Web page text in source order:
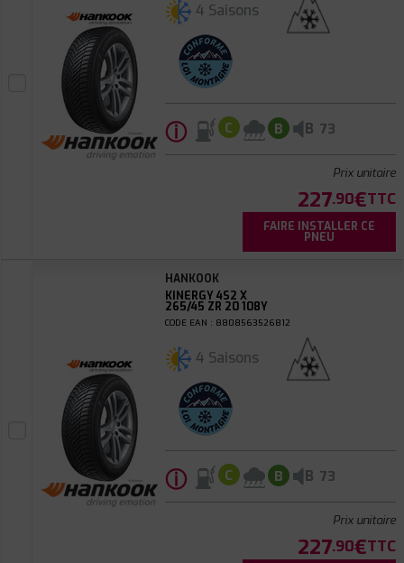
4 Saisons
ⓘ C B B 73
Prix unitaire
227.90€TTC
FAIRE INSTALLER CE
PNEU
HANKOOK
KINERGY 4S2 X
265/45 ZR 20 108Y
CODE EAN : 8808563526812
4 Saisons
ⓘ C B B 73
Prix unitaire
227.90€TTC